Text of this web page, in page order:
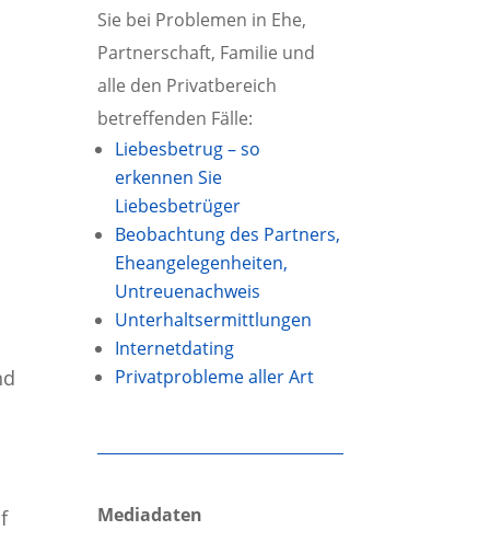
Sie bei Problemen in Ehe,
Partnerschaft, Familie und
alle den Privatbereich
betreffenden Fälle:
Liebesbetrug – so
erkennen Sie
Liebesbetrüger
Beobachtung des Partners,
Eheangelegen­heiten,
Untreuenachweis
Unterhalts­ermittlungen
Internetdating
Privatprobleme aller Art
Mediadaten